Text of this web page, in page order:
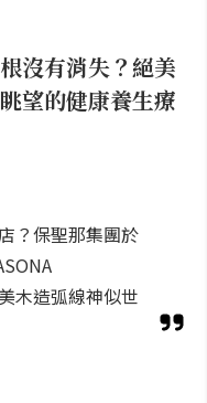
沒有消失？絕美
望的健康養生療
？保聖那集團於
木造弧線神似世